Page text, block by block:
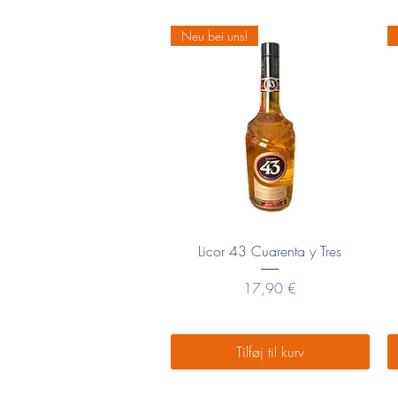
p
.
1
L
i
t
e
r
Hurtigvisning
Neu bei uns!
Licor 43 Cuarenta y Tres
Pris
17,90 €
Tilføj til kurv